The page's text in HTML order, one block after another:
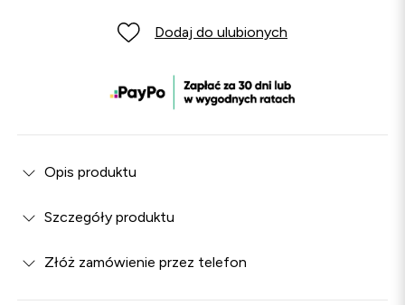
Dodaj do ulubionych
Opis produktu
Szczegóły produktu
Złóż zamówienie przez telefon